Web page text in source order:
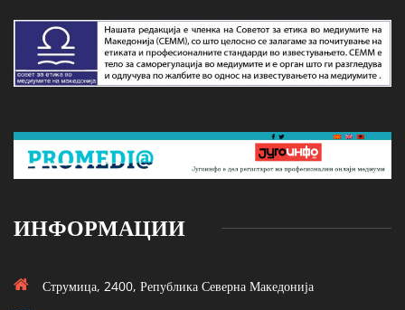
ИНФОРМАЦИИ
Струмица, 2400, Република Северна Македонија